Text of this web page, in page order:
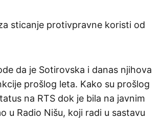
sticanje protivpravne koristi od
da je Sotirovska i danas njihova
prošlog leta. Kako su prošlog
na RTS dok je bila na javnim
u Radio Nišu, koji radi u sastavu